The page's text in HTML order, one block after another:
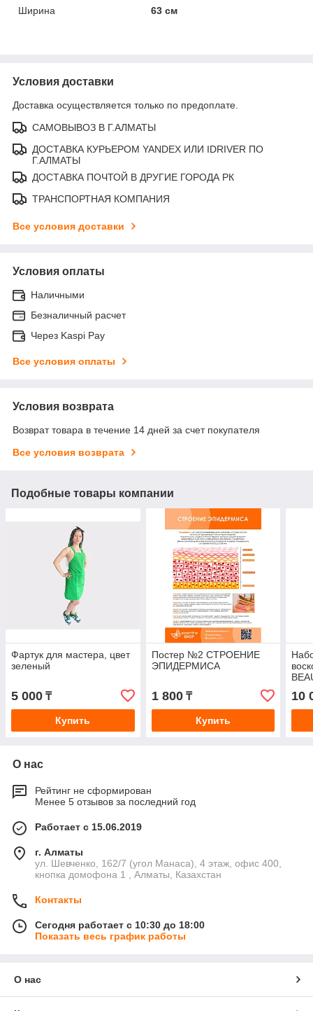
Ширина
63 см
Условия доставки
Доставка осуществляется только по предоплате.
САМОВЫВОЗ В Г.АЛМАТЫ
ДОСТАВКА КУРЬЕРОМ YANDEX ИЛИ IDRIVER ПО
Г.АЛМАТЫ
ДОСТАВКА ПОЧТОЙ В ДРУГИЕ ГОРОДА РК
ТРАНСПОРТНАЯ КОМПАНИЯ
Все условия доставки
Условия оплаты
Наличными
Безналичный расчет
Через Kaspi Pay
Все условия оплаты
Условия возврата
Возврат товара в течение 14 дней за счет покупателя
Все условия возврата
Подобные товары компании
Фартук для мастера, цвет
зеленый
5 000 ₸
Купить
Постер №2 СТРОЕНИЕ
ЭПИДЕРМИСА
1 800₸
Купить
10
О нас
Рейтинг не сформирован
Менее 5 отзывов за последний год
Работает с 15.06.2019
г. Алматы
ул. Шевченко, 162/7 (угол Манаса), 4 этаж, офис 400,
кнопка домофона 1 , Алматы, Казахстан
Контакты
Сегодня работает с 10:30 до 18:00
Показать весь график работы
О нас